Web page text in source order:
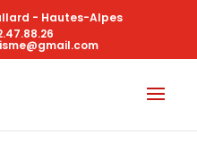
- Hautes-Alpes